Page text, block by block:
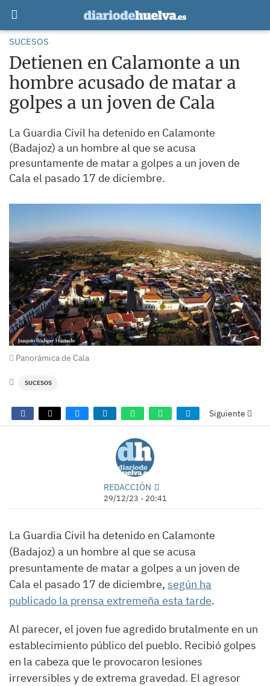
SUCESOS
Detienen en Calamonte a un
hombre acusado de matar a
golpes a un joven de Cala
La Guardia Civil ha detenido en Calamonte
(Badajoz) a un hombre al que se acusa
presuntamente de matar a golpes a un joven de
Cala el pasado 17 de diciembre.
Panorámica de Cala
SUCESOS
Siguiente
REDACCIÓN
29/12/23 - 20:41
La Guardia Civil ha detenido en Calamonte
(Badajoz) a un hombre al que se acusa
presuntamente de matar a golpes a un joven de
Cala el pasado 17 de diciembre, según ha
publicado la prensa extremeña esta tarde.
Al parecer, el joven fue agredido brutalmente en un
establecimiento público del pueblo. Recibió golpes
en la cabeza que le provocaron lesiones
irreversibles y de extrema gravedad. El agresor